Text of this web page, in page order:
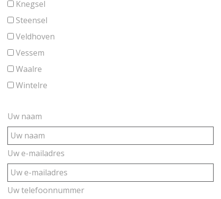
Knegsel
Steensel
Veldhoven
Vessem
Waalre
Wintelre
Uw naam
Uw e-mailadres
Uw telefoonnummer